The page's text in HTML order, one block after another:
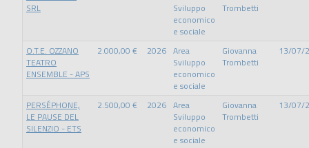
SRL
Sviluppo
economico
e sociale
Trombetti
O.T.E. OZZANO
TEATRO
ENSEMBLE - APS
2.000,00 € 2026 Area
Sviluppo
economico
e sociale
Giovanna
Trombetti
13/07/
PERSÉPHONE,
LE PAUSE DEL
SILENZIO - ETS
2.500,00 € 2026 Area
Sviluppo
economico
e sociale
Giovanna
Trombetti
13/07/